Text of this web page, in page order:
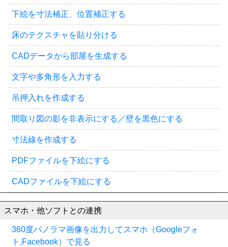
下絵を寸法補正、位置補正する
床のテクスチャを貼り分ける
CADデータから部屋を生成する
文字や多角形を入力する
吊押入れを作成する
間取り図の影を非表示にする／壁を黒色にする
寸法線を作成する
PDFファイルを下絵にする
CADファイルを下絵にする
スマホ・他ソフトとの連携
360度パノラマ画像を出力してスマホ（Googleフォ
ト,Facebook）で見る